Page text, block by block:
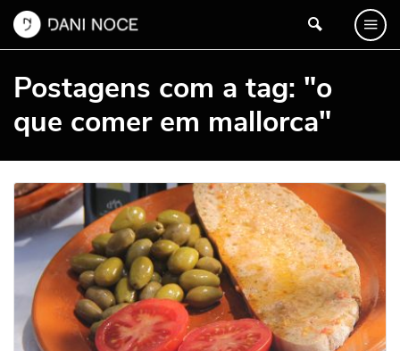
Postagens com a tag: "o
que comer em mallorca"